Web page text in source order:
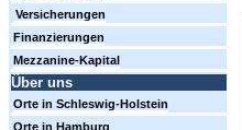
Versicherungen
Finanzierungen
Mezzanine-Kapital
Über uns
Orte in Schleswig-Holstein
Orte in Hamburg